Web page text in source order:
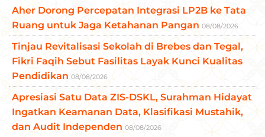
Aher Dorong Percepatan Integrasi LP2B ke Tata
Ruang untuk Jaga Ketahanan Pangan 08/08/2026
Tinjau Revitalisasi Sekolah di Brebes dan Tegal,
Fikri Faqih Sebut Fasilitas Layak Kunci Kualitas
Pendidikan 08/08/2026
Apresiasi Satu Data ZIS-DSKL, Surahman Hidayat
Ingatkan Keamanan Data, Klasifikasi Mustahik,
dan Audit Independen 08/08/2026